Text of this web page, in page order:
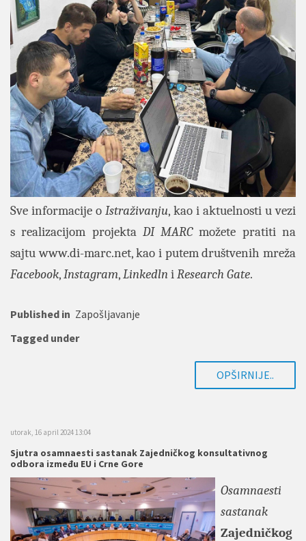
Sve informacije o Istraživanju, kao i aktuelnosti u vezi
s realizacijom projekta DI MARCmožete pratiti na
sajtuwww.di-marc.net, kao i putem društvenih mreža
Facebook,Instagram,Linkedln iResearch Gate.
Published in Zapošljavanje
Tagged under
OPŠIRNIJE..
utorak, 16 april 2024 13:04
Sjutra osamnaesti sastanak Zajedničkog konsultativnog
odbora između EU i Crne Gore
Osamnaesti
sastanak
Zajedničkog